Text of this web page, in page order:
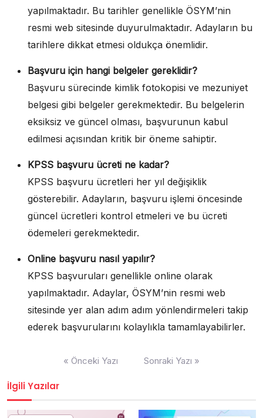
yapılmaktadır. Bu tarihler genellikle ÖSYM’nin
resmi web sitesinde duyurulmaktadır. Adayların bu
tarihlere dikkat etmesi oldukça önemlidir.
Başvuru için hangi belgeler gereklidir?
Başvuru sürecinde kimlik fotokopisi ve mezuniyet
belgesi gibi belgeler gerekmektedir. Bu belgelerin
eksiksiz ve güncel olması, başvurunun kabul
edilmesi açısından kritik bir öneme sahiptir.
KPSS başvuru ücreti ne kadar?
KPSS başvuru ücretleri her yıl değişiklik
gösterebilir. Adayların, başvuru işlemi öncesinde
güncel ücretleri kontrol etmeleri ve bu ücreti
ödemeleri gerekmektedir.
Online başvuru nasıl yapılır?
KPSS başvuruları genellikle online olarak
yapılmaktadır. Adaylar, ÖSYM’nin resmi web
sitesinde yer alan adım adım yönlendirmeleri takip
ederek başvurularını kolaylıkla tamamlayabilirler.
« Önceki Yazı Sonraki Yazı »
İlgili Yazılar